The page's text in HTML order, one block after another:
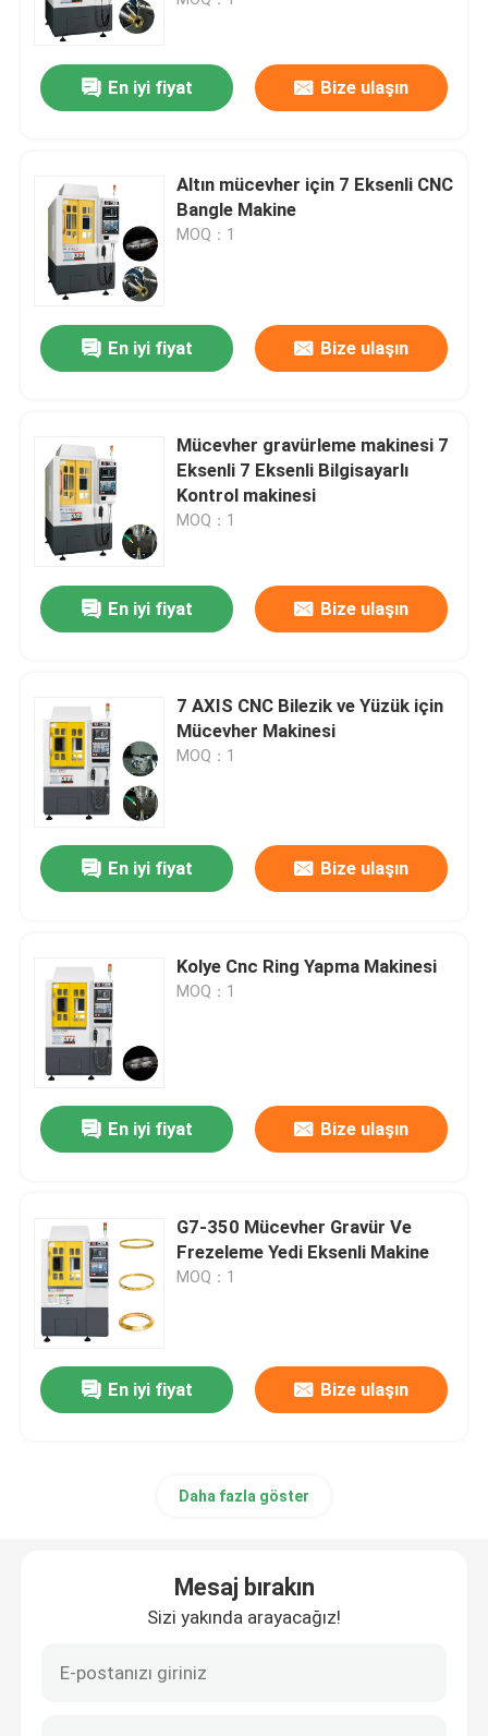
Diş Laboratuvarı CNC freze makinesi
Endüstriyel CNC Makinesi
En iyi fiyat Bize ulaşın
Altın mücevher için 7 Eksenli CNC
Bangle Makine
MOQ：1
En iyi fiyat Bize ulaşın
Mücevher gravürleme makinesi 7
Eksenli 7 Eksenli Bilgisayarlı
Kontrol makinesi
MOQ：1
En iyi fiyat Bize ulaşın
7 AXIS CNC Bilezik ve Yüzük için
Mücevher Makinesi
MOQ：1
En iyi fiyat Bize ulaşın
Kolye Cnc Ring Yapma Makinesi
MOQ：1
En iyi fiyat Bize ulaşın
G7-350 Mücevher Gravür Ve
Frezeleme Yedi Eksenli Makine
MOQ：1
En iyi fiyat Bize ulaşın
Daha fazla göster
Mesaj bırakın
Sizi yakında arayacağız!